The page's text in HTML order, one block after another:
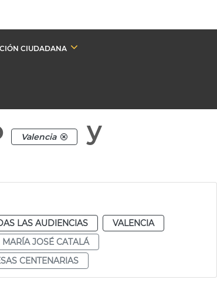
CIUDADANA
Valencia
y
LAS AUDIENCIAS
VALENCIA
MARÍA JOSÉ CATALÁ
CENTENARIAS